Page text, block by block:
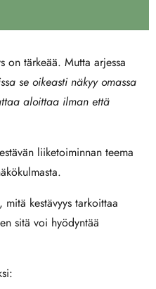
on tärkeää. Mutta arjessa
se oikeasti näkyy omassa
aloittaa ilman että
liiketoiminnan teema
kestävyys tarkoittaa
sitä voi hyödyntää